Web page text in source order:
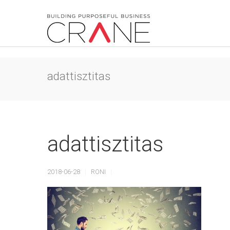
adattisztitas
adattisztitas
2018-06-28 RONI